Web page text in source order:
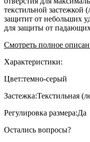
текстильной застежкой
защитит от небольших
для защиты от
Смотреть полное
Характеристики:
Цвет:темно-серый
Застежка:Текстильная
Регулировка размера:Да
Остались вопросы?